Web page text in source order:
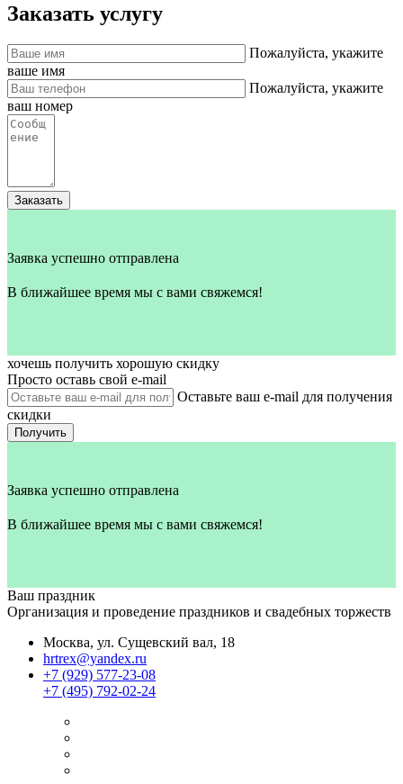
Заказать услугу
Пожалуйста, укажите
ваше имя
Пожалуйста, укажите
ваш номер
Заказать
Заявка успешно отправлена
В ближайшее время мы с вами свяжемся!
хочешь получить хорошую скидку
Просто оставь свой e‑mail
Оставьте ваш e-mail для получения
скидки
Получить
Заявка успешно отправлена
В ближайшее время мы с вами свяжемся!
Ваш праздник
Организация и проведение праздников и свадебных торжеств
Москва, ул. Сущевский вал, 18
hrtrex@yandex.ru
+7 (929) 577-23-08
+7 (495) 792-02-24